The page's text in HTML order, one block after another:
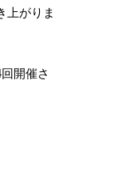
上がりま
開催さ